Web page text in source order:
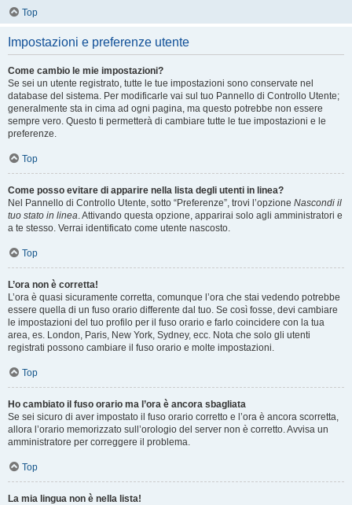
Top
Impostazioni e preferenze utente
Come cambio le mie impostazioni?
Se sei un utente registrato, tutte le tue impostazioni sono conservate nel
database del sistema. Per modificarle vai sul tuo Pannello di Controllo Utente;
generalmente sta in cima ad ogni pagina, ma questo potrebbe non essere
sempre vero. Questo ti permetterà di cambiare tutte le tue impostazioni e le
preferenze.
Top
Come posso evitare di apparire nella lista degli utenti in linea?
Nel Pannello di Controllo Utente, sotto “Preferenze”, trovi l’opzione Nascondi il
tuo stato in linea. Attivando questa opzione, apparirai solo agli amministratori e
a te stesso. Verrai identificato come utente nascosto.
Top
L’ora non è corretta!
L’ora è quasi sicuramente corretta, comunque l’ora che stai vedendo potrebbe
essere quella di un fuso orario differente dal tuo. Se così fosse, devi cambiare
le impostazioni del tuo profilo per il fuso orario e farlo coincidere con la tua
area, es. London, Paris, New York, Sydney, ecc. Nota che solo gli utenti
registrati possono cambiare il fuso orario e molte impostazioni.
Top
Ho cambiato il fuso orario ma l’ora è ancora sbagliata
Se sei sicuro di aver impostato il fuso orario corretto e l’ora è ancora scorretta,
allora l’orario memorizzato sull’orologio del server non è corretto. Avvisa un
amministratore per correggere il problema.
Top
La mia lingua non è nella lista!